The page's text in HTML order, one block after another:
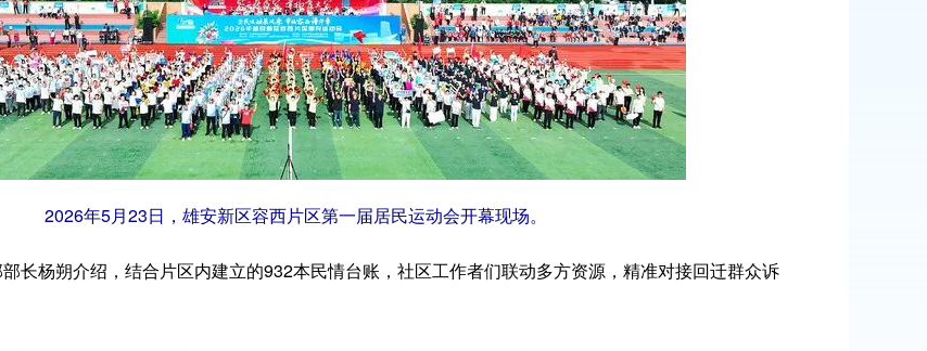
2026年5月23日，雄安新区容西片区第一届居民运动会开幕现场。
杨朔介绍，结合片区内建立的932本民情台账，社区工作者们联动多方资源，精准对接回迁群众诉